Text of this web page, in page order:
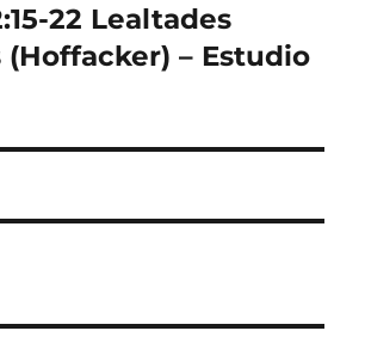
22 Lealtades
– Estudio